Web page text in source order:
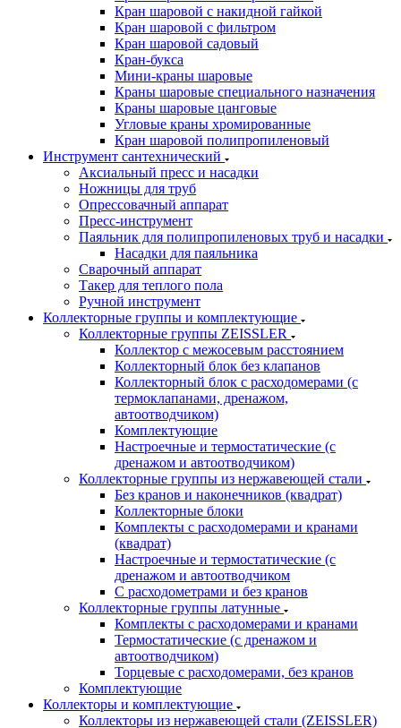
Кран шаровой с накидной гайкой
Кран шаровой с фильтром
Кран шаровой садовый
Кран-букса
Мини-краны шаровые
Краны шаровые специального назначения
Краны шаровые цанговые
Угловые краны хромированные
Кран шаровой полипропиленовый
Инструмент сантехнический
Аксиальный пресс и насадки
Ножницы для труб
Опрессовачный аппарат
Пресс-инструмент
Паяльник для полипропиленовых труб и насадки
Насадки для паяльника
Сварочный аппарат
Такер для теплого пола
Ручной инструмент
Коллекторные группы и комплектующие
Коллекторные группы ZEISSLER
Коллектор с межосевым расстоянием
Коллекторный блок без клапанов
Коллекторный блок с расходомерами (с
термоклапанами, дренажом,
автоотводчиком)
Комплектующие
Настроечные и термостатические (с
дренажом и автоотводчиком)
Коллекторные группы из нержавеющей стали
Без кранов и наконечников (квадрат)
Коллекторные блоки
Комплекты с расходомерами и кранами
(квадрат)
Настроечные и термостатические (с
дренажом и автоотводчиком
С расходометрами и без кранов
Коллекторные группы латунные
Комплекты с расходомерами и кранами
Термостатические (с дренажом и
автоотводчиком)
Торцевые с расходомерами, без кранов
Комплектующие
Коллекторы и комплектующие
Коллекторы из нержавеющей стали (ZEISSLER)